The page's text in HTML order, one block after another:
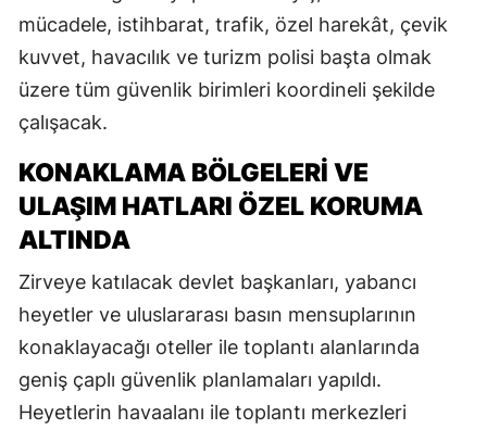
mücadele, istihbarat, trafik, özel harekât, çevik
kuvvet, havacılık ve turizm polisi başta olmak
üzere tüm güvenlik birimleri koordineli şekilde
çalışacak.
KONAKLAMA BÖLGELERI VE
ULAŞIM HATLARI ÖZEL KORUMA
ALTINDA
Zirveye katılacak devlet başkanları, yabancı
heyetler ve uluslararası basın mensuplarının
konaklayacağı oteller ile toplantı alanlarında
geniş çaplı güvenlik planlamaları yapıldı.
Heyetlerin havaalanı ile toplantı merkezleri